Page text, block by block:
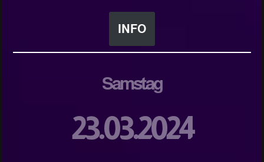
INFO
Samstag
23.03.2024